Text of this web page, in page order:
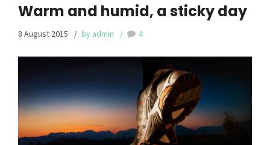
Warm and humid, a sticky day
8 August 2015 by admin 4